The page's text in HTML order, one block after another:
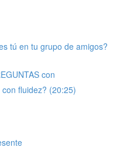
tú en tu grupo de amigos?
con
fluidez? (20:25)